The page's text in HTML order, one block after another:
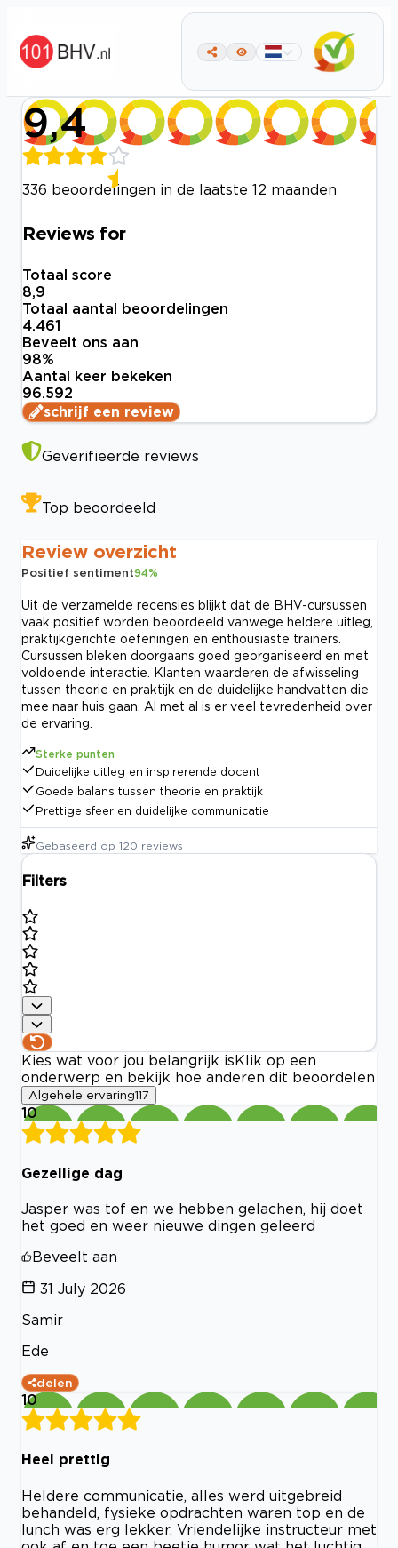
9,4
336 beoordelingen in de laatste 12 maanden
Reviews for
Totaal score
8,9
Totaal aantal beoordelingen
4.461
Beveelt ons aan
98%
Aantal keer bekeken
96.592
schrijf een review
Geverifieerde reviews
Top beoordeeld
Review overzicht
Positief sentiment94%
Uit de verzamelde recensies blijkt dat de BHV-cursussen
vaak positief worden beoordeeld vanwege heldere uitleg,
praktijkgerichte oefeningen en enthousiaste trainers.
Cursussen bleken doorgaans goed georganiseerd en met
voldoende interactie. Klanten waarderen de afwisseling
tussen theorie en praktijk en de duidelijke handvatten die
mee naar huis gaan. Al met al is er veel tevredenheid over
de ervaring.
Sterke punten
Duidelijke uitleg en inspirerende docent
Goede balans tussen theorie en praktijk
Prettige sfeer en duidelijke communicatie
Gebaseerd op 120 reviews
Filters
Kies wat voor jou belangrijk is Klik op een
onderwerp en bekijk hoe anderen dit beoordelen
Algehele ervaring117
10
Gezellige dag
Jasper was tof en we hebben gelachen, hij doet
het goed en weer nieuwe dingen geleerd
Beveelt aan
31 July 2026
Samir
Ede
delen
10
Heel prettig
Heldere communicatie, alles werd uitgebreid
behandeld, fysieke opdrachten waren top en de
lunch was erg lekker. Vriendelijke instructeur met